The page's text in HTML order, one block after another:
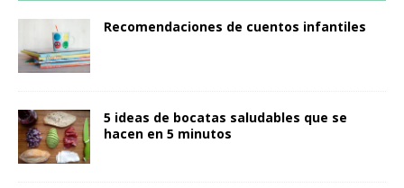
Recomendaciones de cuentos infantiles
5 ideas de bocatas saludables que se
hacen en 5 minutos